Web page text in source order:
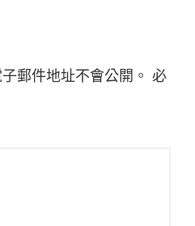
郵件地址不會公開。 必